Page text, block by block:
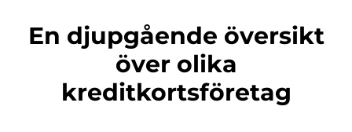
En djupgående översikt
över olika
kreditkortsföretag